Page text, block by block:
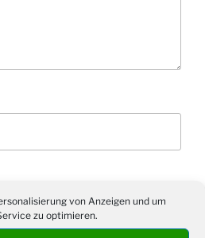
von Anzeigen und um
zu optimieren.